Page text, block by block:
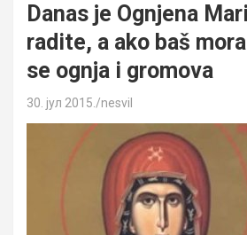
Danas je Ognjena
radite, a ako baš
se ognja i gromova
30. јул 2015. nesvil